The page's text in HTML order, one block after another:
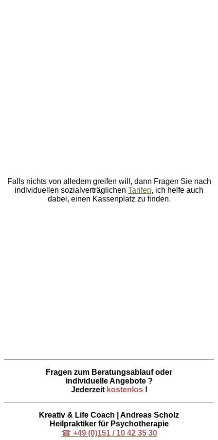
Falls nichts von alledem greifen will, dann Fragen Sie nach
individuellen sozialverträglichen Tarifen, ich helfe auch
dabei, einen Kassenplatz zu finden.
Fragen zum Beratungsablauf oder
individuelle Angebote ?
Jederzeit kostenlos!
Kreativ & Life Coach | Andreas Scholz
Heilpraktiker für Psychotherapie
☎ +49 (0)151 / 10 42 35 30